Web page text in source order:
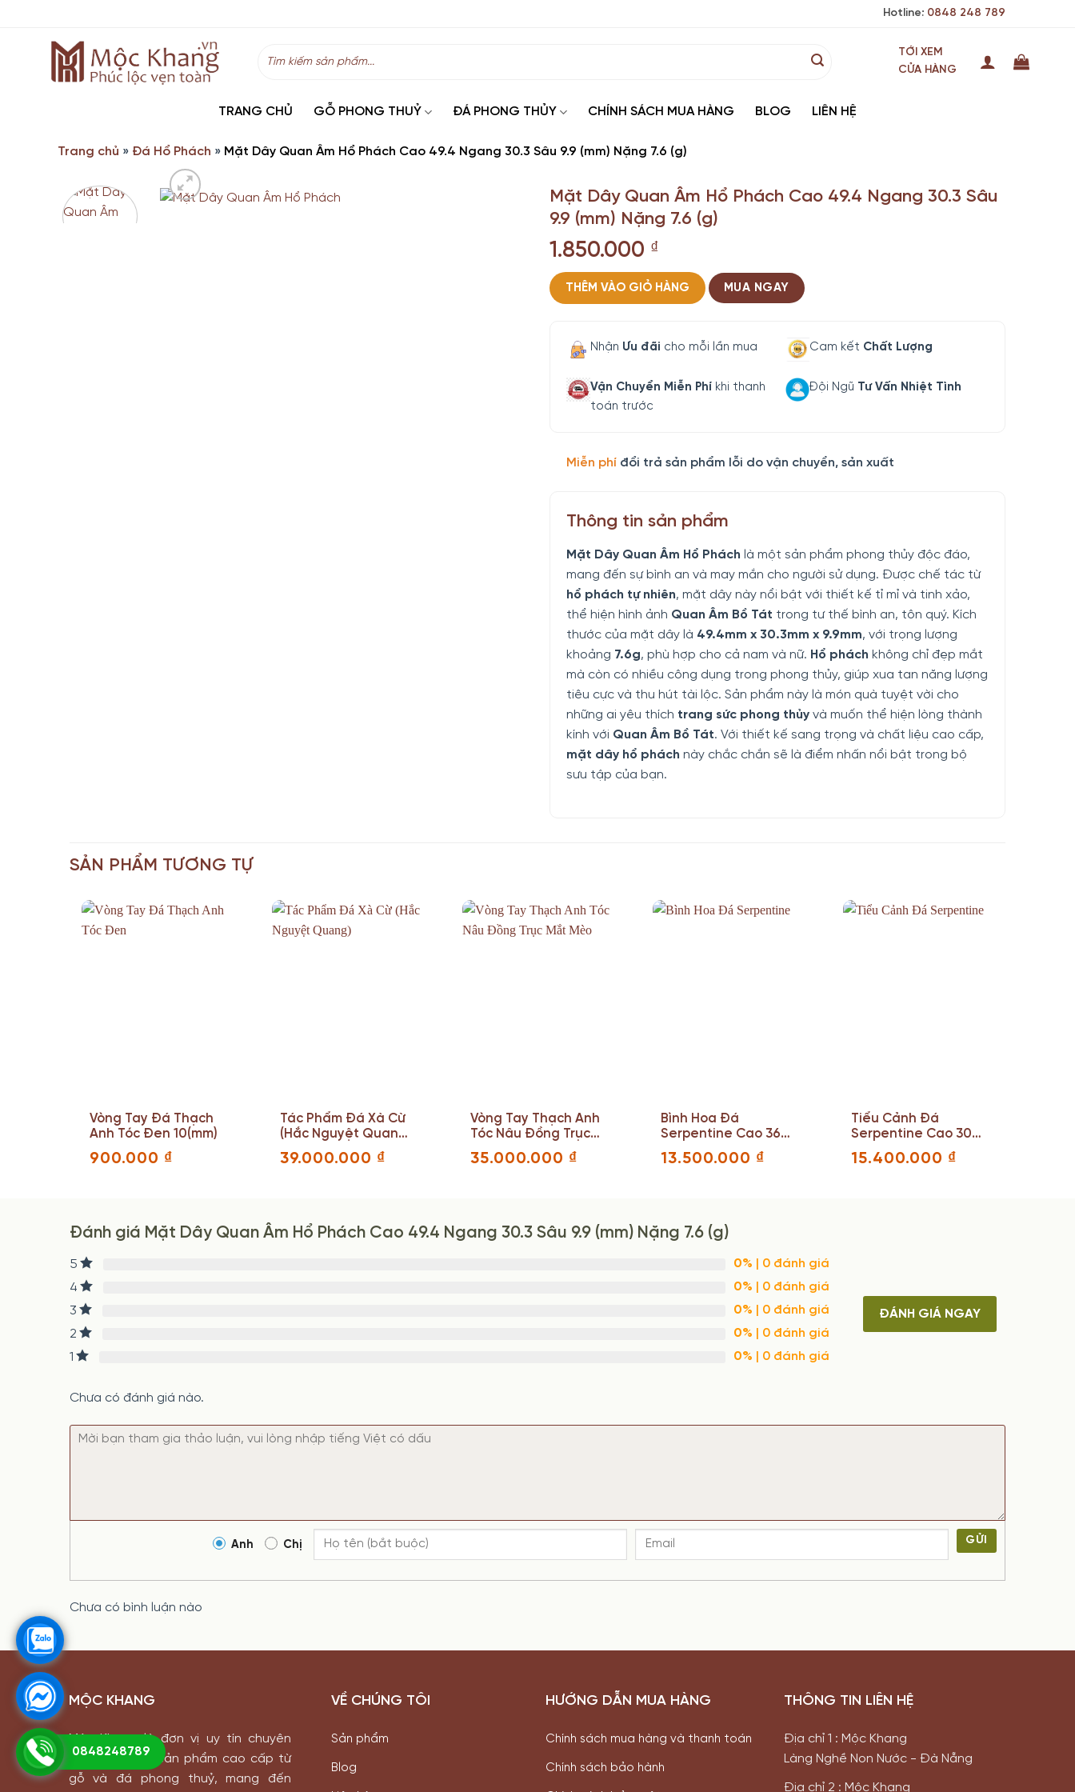
Hotline: 0848 248 789
kiếm:
TỚI XEM
CỬA HÀNG
TRANG CHỦ GỖ PHONG THUỶ ĐÁ PHONG THỦY CHÍNH SÁCH MUA HÀNG BLOG LIÊN HỆ
Trang chủ » Đá Hổ Phách » Mặt Dây Quan Âm Hổ Phách Cao 49.4 Ngang 30.3 Sâu 9.9 (mm) Nặng 7.6 (g)
Mặt Dây Quan Âm Hổ Phách Cao 49.4 Ngang 30.3 Sâu
9.9 (mm) Nặng 7.6 (g)
1.850.000 ₫
THÊM VÀO GIỎ HÀNG MUA NGAY
Nhận Ưu đãi cho mỗi lần mua Cam kết Chất Lượng
Vận Chuyển Miễn Phí khi thanh
toán trước
Đội Ngũ Tư Vấn Nhiệt Tình
Miễn phí đổi trả sản phẩm lỗi do vận chuyển, sản xuất
Thông tin sản phẩm
Mặt Dây Quan Âm Hổ Phách là một sản phẩm phong thủy độc đáo,
mang đến sự bình an và may mắn cho người sử dụng. Được chế tác từ
hổ phách tự nhiên, mặt dây này nổi bật với thiết kế tỉ mỉ và tinh xảo,
thể hiện hình ảnh Quan Âm Bồ Tát trong tư thế bình an, tôn quý. Kích
thước của mặt dây là 49.4mm x 30.3mm x 9.9mm, với trọng lượng
khoảng 7.6g, phù hợp cho cả nam và nữ. Hổ phách không chỉ đẹp mắt
mà còn có nhiều công dụng trong phong thủy, giúp xua tan năng lượng
tiêu cực và thu hút tài lộc. Sản phẩm này là món quà tuyệt vời cho
những ai yêu thích trang sức phong thủy và muốn thể hiện lòng thành
kính với Quan Âm Bồ Tát. Với thiết kế sang trọng và chất liệu cao cấp,
mặt dây hổ phách này chắc chắn sẽ là điểm nhấn nổi bật trong bộ
sưu tập của bạn.
SẢN PHẨM TƯƠNG TỰ
Vòng Tay Đá Thạch
Anh Tóc Đen 10(mm)
900.000 ₫
Tác Phẩm Đá Xà Cừ
(Hắc Nguyệt Quang)
Cao 56 Ngang 38
(cm)
39.000.000 ₫
Vòng Tay Thạch Anh
Tóc Nâu Đồng Trục
Mắt Mèo Hạt 18 (mm)
Nặng 108.6 (g)
35.000.000 ₫
Bình Hoa Đá
Serpentine Cao 36
Ngang 28 Sâu 8 (cm)
13.500.000 ₫
Tiểu Cảnh Đá
Serpentine Cao 30
Ngang 48 Sâu
20(cm)
15.400.000 ₫
Đánh giá Mặt Dây Quan Âm Hổ Phách Cao 49.4 Ngang 30.3 Sâu 9.9 (mm) Nặng 7.6 (g)
5 0% | 0 đánh giá
4
0% | 0 đánh giá
3
0% | 0 đánh giá
2
0% | 0 đánh giá
1
0% | 0 đánh giá
ĐÁNH GIÁ NGAY
Chưa có đánh giá nào.
Anh Chị GỬI
Chưa có bình luận nào
MỘC KHANG
Mộc Khang là đơn vị uy tín chuyên
cung cấp các sản phẩm cao cấp từ
gỗ và đá phong thuỷ, mang đến
VỀ CHÚNG TÔI
Sản phẩm
Blog
HƯỚNG DẪN MUA HÀNG
Chính sách mua hàng và thanh toán
Chính sách bảo hành
THÔNG TIN LIÊN HỆ
Địa chỉ 1 : Mộc Khang
Làng Nghề Non Nước - Đà Nẵng
Địa chỉ 2 : Mộc Khang
0848248789